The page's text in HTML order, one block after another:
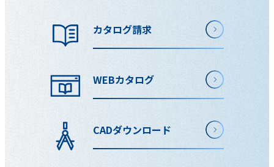
カタログ請求
WEBカタログ
CADダウンロード